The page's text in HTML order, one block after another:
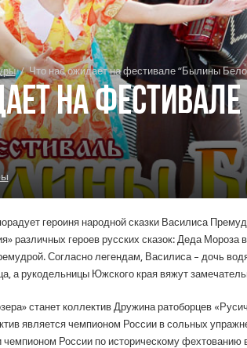
/ Что нас ожидает на фестивале “Былины
на
героиня народной сказки Василиса
различных героев русских сказок: Деда
Согласно легендам, Василиса – дочь
а рукодельницы Южского края вяжут
станет коллектив Дружина ратоборцев
является чемпионом России в сольных
чемпионом России по историческому фехтованию